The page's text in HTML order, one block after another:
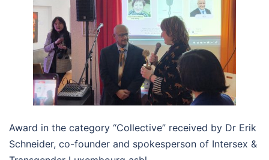
Award in the category “Collective” received by Dr Erik
Schneider, co-founder and spokesperson of Intersex &